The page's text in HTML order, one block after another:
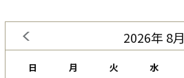
2026年 8月
日 月 火 水